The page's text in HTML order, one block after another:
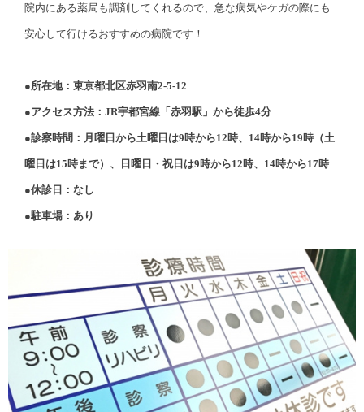
院内にある薬局も調剤してくれるので、急な病気やケガの際にも
安心して行けるおすすめの病院です！
●所在地：東京都北区赤羽南2-5-12
●アクセス方法：JR宇都宮線「赤羽駅」から徒歩4分
●診察時間：月曜日から土曜日は9時から12時、14時から19時（土
曜日は15時まで）、日曜日・祝日は9時から12時、14時から17時
●休診日：なし
●駐車場：あり